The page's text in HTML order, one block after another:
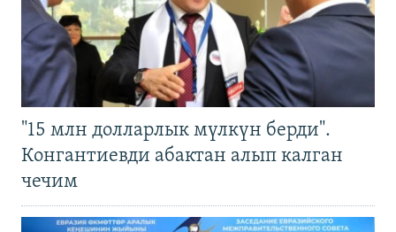
"15 млн долларлык мүлкүн берди".
Конгантиевди абактан алып калган
чечим